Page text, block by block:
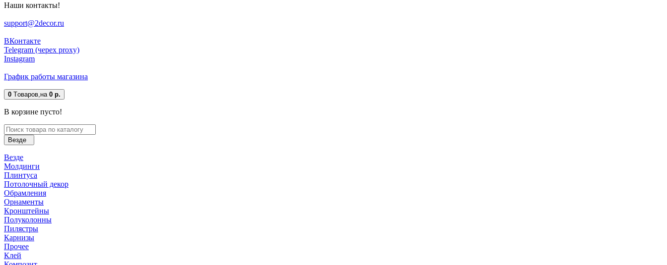
Наши контакты!
support@2decor.ru
ВКонтакте
Telegram (черех proxy)
Instagram
График работы магазина
0 Tоваров, на 0 р.
В корзине пусто!
Везде
Везде
Молдинги
Плинтуса
Потолочный декор
Обрамления
Орнаменты
Кронштейны
Полуколонны
Пилястры
Карнизы
Прочее
Клей